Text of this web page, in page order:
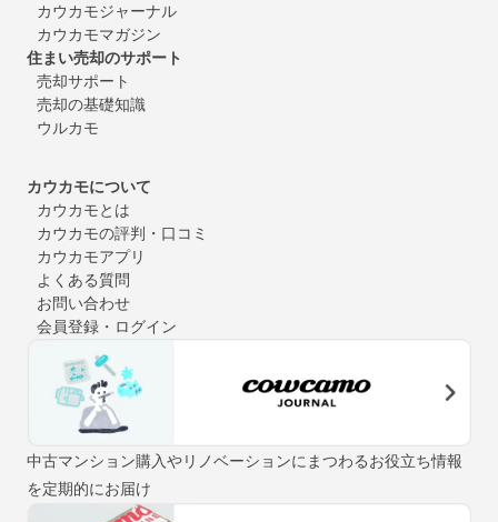
カウカモジャーナル
カウカモマガジン
住まい売却のサポート
売却サポート
売却の基礎知識
ウルカモ
カウカモについて
カウカモとは
カウカモの評判・口コミ
カウカモアプリ
よくある質問
お問い合わせ
会員登録・ログイン
中古マンション購入やリノベーションにまつわるお役立ち情報
を定期的にお届け